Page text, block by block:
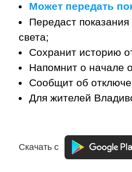
Может передать
Передаст
света;
Сохранит историю
Напомнит о начале
Сообщит об
Для жителей
Скачать с